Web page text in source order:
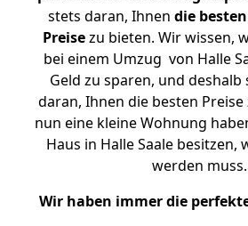
stets daran, Ihnen die
Preisezu bieten. Wir wissen,
bei einem Umzug von Halle
Geld zu sparen, und deshalb
daran, Ihnen die besten Preise
nun eine kleine Wohnung
Haus in Halle Saale besitzen,
werden muss.
Wir haben immer die